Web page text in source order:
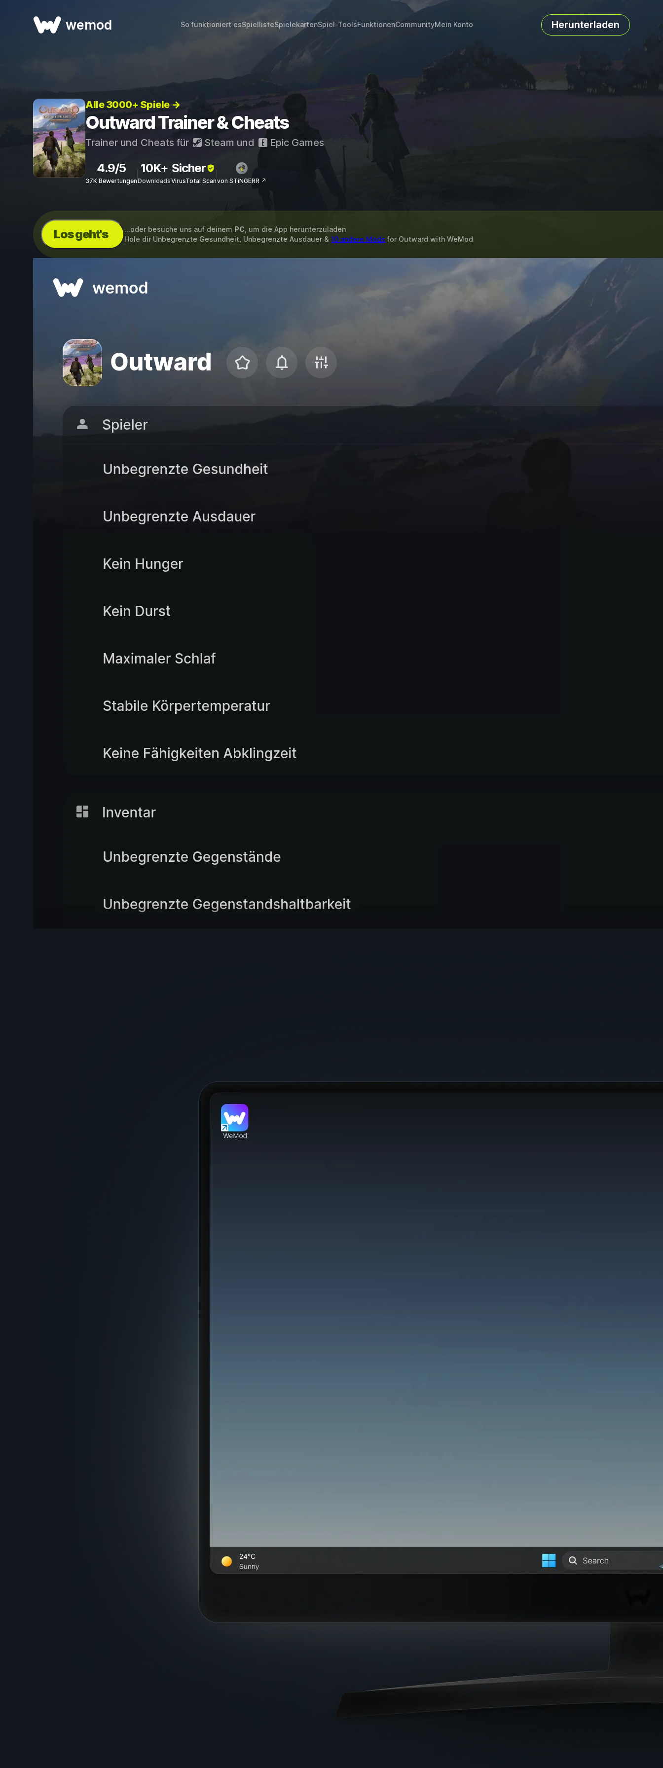
wemod So funktioniert esSpiellisteSpielekartenSpiel-ToolsFunktionenCommunityMein Konto Herunterladen
Alle 3000+ Spiele →
Outward Trainer & Cheats
Trainer und Cheats für Steam und Epic Games
4.9/5
37K Bewertungen
10K+
Downloads
Sicher
VirusTotal Scanvon STiNGERR ↗
Los geht's ...oder besuche uns auf deinem PC , um die App herunterzuladen
Hole dir Unbegrenzte Gesundheit, Unbegrenzte Ausdauer & 10 andere Mods for Outward with WeMod